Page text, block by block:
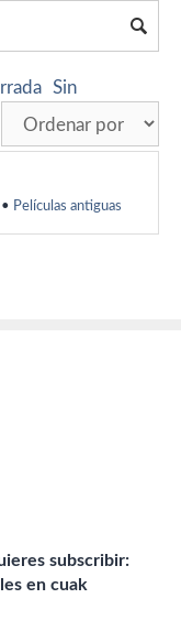
Sin
• Películas antiguas
subscribir:
en cuak